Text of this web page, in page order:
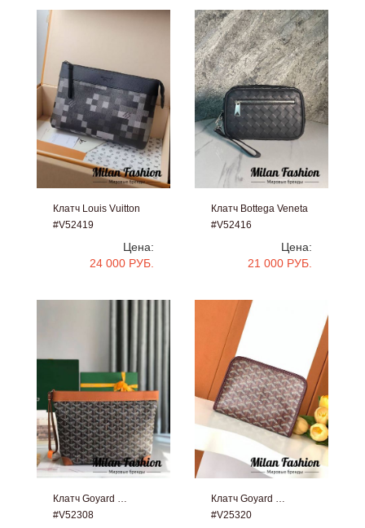
Клатч Louis Vuitton
#V52419
Цена:
24 000 РУБ.
Клатч Bottega Veneta
#V52416
Цена:
21 000 РУБ.
Клатч Goyard …
#V52308
Клатч Goyard …
#V25320